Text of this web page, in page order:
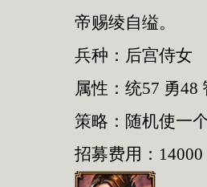
帝赐绫自缢。
兵种：后宫侍女
属性：统57 勇48
策略：随机使一
招募费用：14000